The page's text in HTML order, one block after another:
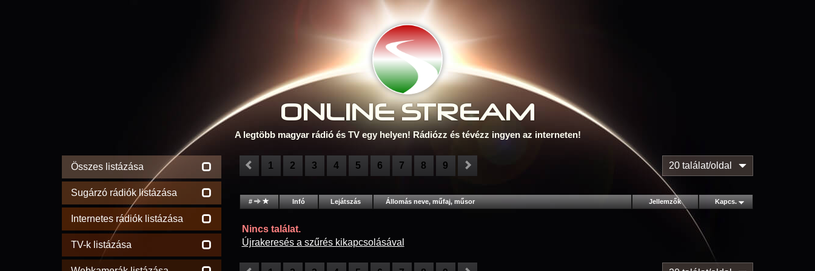
ONLINE STREAM
A legtöbb magyar rádió és TV egy helyen! Rádiózz és tévézz ingyen az interneten!
Összes listázása
Sugárzó rádiók listázása
Internetes rádiók listázása
TV-k listázása
1 2 3 4 5 6 7 8 9 20 találat/oldal
# Infó Lejátszás Állomás neve, műfaj, műsor Jellemzők Kapcs.
Nincs találat.
Újrakeresés a szűrés kikapcsolásával